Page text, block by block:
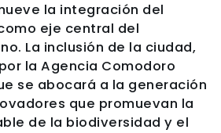
la integración del
eje central del
La inclusión de la ciudad,
la Agencia Comodoro
se abocará a la generación
que promuevan la
de la biodiversidad y el